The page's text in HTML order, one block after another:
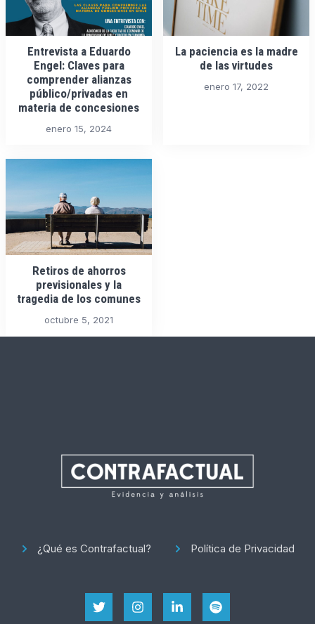
Entrevista a Eduardo
Engel: Claves para
comprender alianzas
público/privadas en
materia de concesiones
enero 15, 2024
La paciencia es la madre
de las virtudes
enero 17, 2022
Retiros de ahorros
previsionales y la
tragedia de los comunes
octubre 5, 2021
¿Qué es Contrafactual? Política de Privacidad